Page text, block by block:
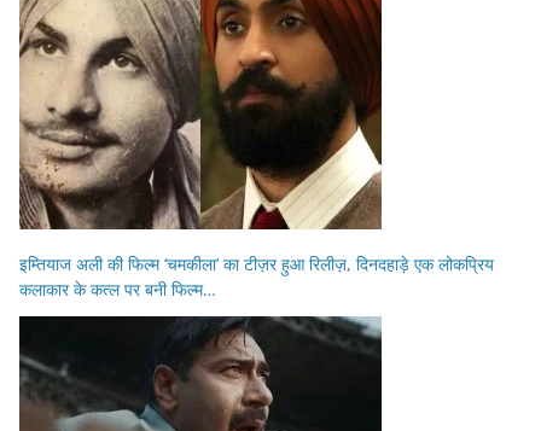
इम्तियाज अली की फिल्म ‘चमकीला’ का टीज़र हुआ रिलीज़, दिनदहाड़े एक लोकप्रिय
कलाकार के कत्ल पर बनी फिल्म…